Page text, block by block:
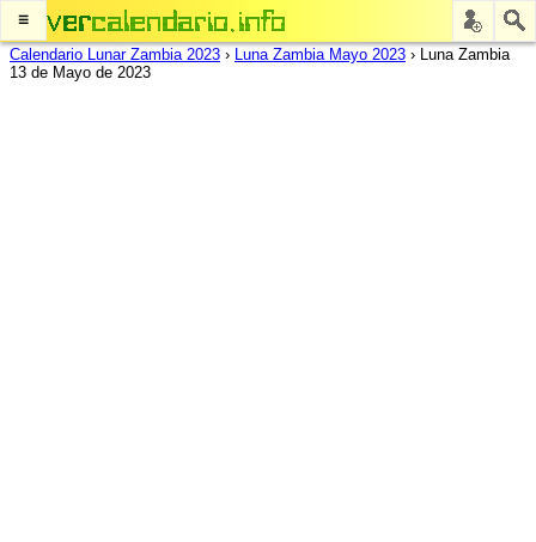
≡
Calendario Lunar Zambia 2023 › Luna Zambia Mayo 2023 › Luna Zambia
13 de Mayo de 2023